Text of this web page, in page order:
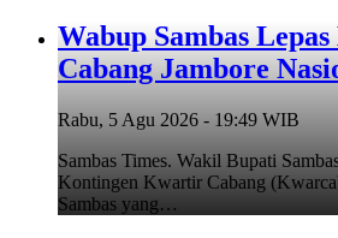
Wabup Sambas
Cabang Jambore
Rabu, 5 Agu 2026 - 19:49 WIB
Sambas Times. Wakil Bupati
Kontingen Kwartir Cabang
Sambas yang…